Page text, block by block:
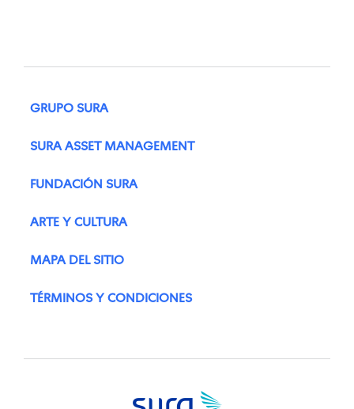
GRUPO SURA
SURA ASSET MANAGEMENT
FUNDACIÓN SURA
ARTE Y CULTURA
MAPA DEL SITIO
TÉRMINOS Y CONDICIONES